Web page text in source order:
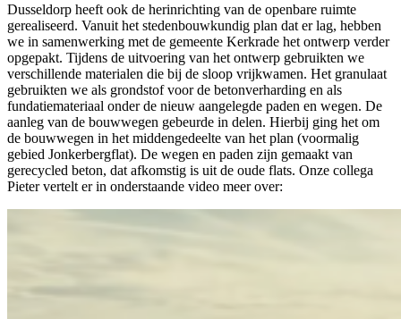
Dusseldorp heeft ook de herinrichting van de openbare ruimte
gerealiseerd. Vanuit het stedenbouwkundig plan dat er lag, hebben
we in samenwerking met de gemeente Kerkrade het ontwerp verder
opgepakt. Tijdens de uitvoering van het ontwerp gebruikten we
verschillende materialen die bij de sloop vrijkwamen. Het granulaat
gebruikten we als grondstof voor de betonverharding en als
fundatiemateriaal onder de nieuw aangelegde paden en wegen. De
aanleg van de bouwwegen gebeurde in delen. Hierbij ging het om
de bouwwegen in het middengedeelte van het plan (voormalig
gebied Jonkerbergflat). De wegen en paden zijn gemaakt van
gerecycled beton, dat afkomstig is uit de oude flats. Onze collega
Pieter vertelt er in onderstaande video meer over: